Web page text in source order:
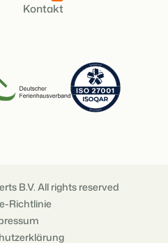
Kontakt
B.V. All rights reserved
Richtlinie